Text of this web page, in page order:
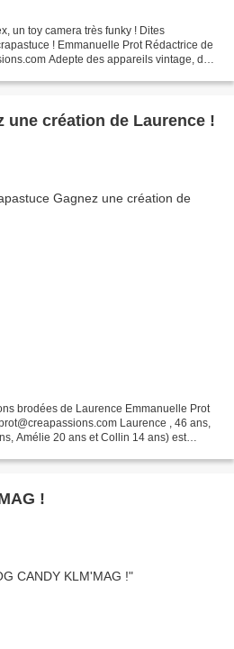
un toy camera très funky ! Dites
! Emmanuelle Prot Rédactrice de
Adepte des appareils vintage, des
une création de Laurence !
brodées de Laurence Emmanuelle Prot
Laurence , 46 ans,
Amélie 20 ans et Collin 14 ans) est
!